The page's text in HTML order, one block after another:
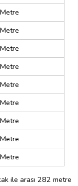
ile arası 282 metre